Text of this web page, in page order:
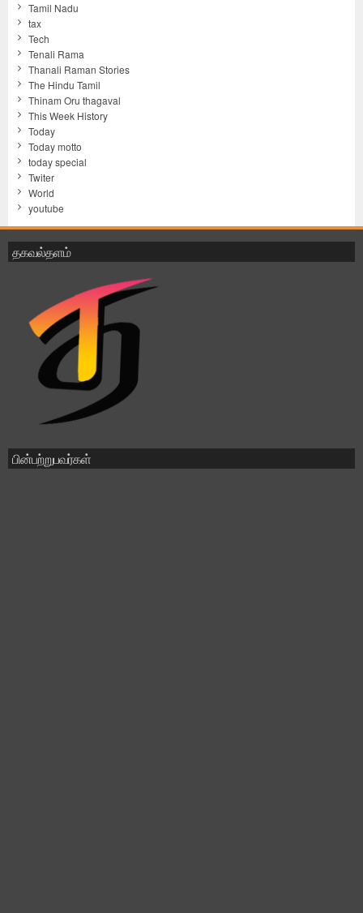
Tamil Nadu
tax
Tech
Tenali Rama
Thanali Raman Stories
The Hindu Tamil
Thinam Oru thagaval
This Week History
Today
Today motto
today special
Twiter
World
youtube
தகவல்தளம்
பின்பற்றுபவர்கள்